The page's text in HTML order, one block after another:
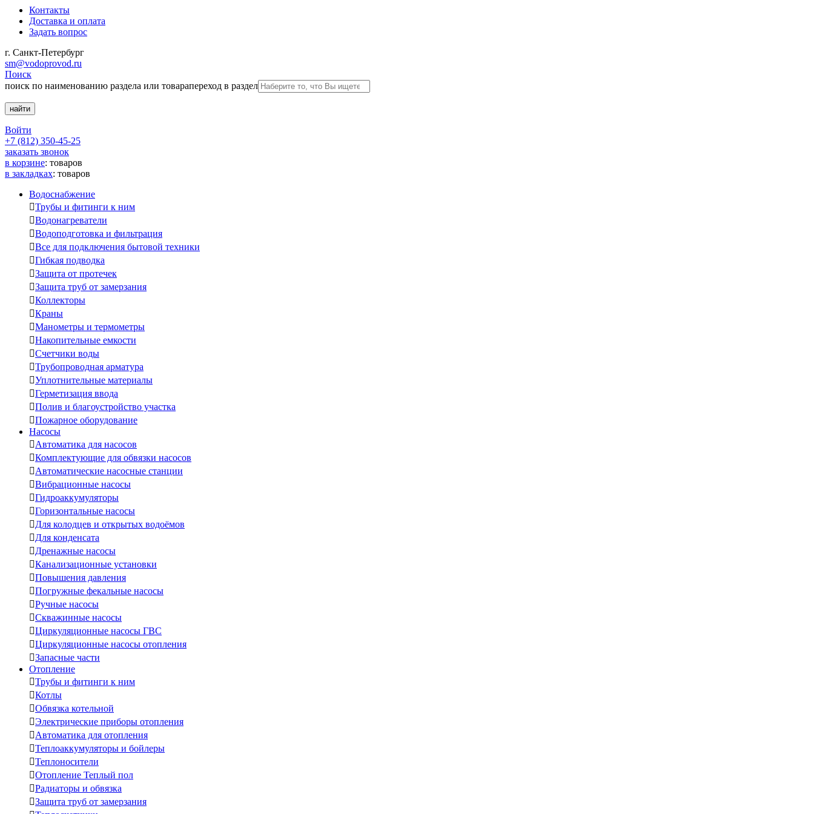
Контакты
Доставка и оплата
Задать вопрос
г. Санкт-Петербург
sm@vodoprovod.ru
Поиск
поиск по наименованию раздела или товарапереход в раздел
Войти
+7 (812) 350-45-25
заказать звонок
в корзине: товаров
в закладках: товаров
Водоснабжение
Трубы и фитинги к ним
Водонагреватели
Водоподготовка и фильтрация
Все для подключения бытовой техники
Гибкая подводка
Защита от протечек
Защита труб от замерзания
Коллекторы
Краны
Манометры и термометры
Накопительные емкости
Счетчики воды
Трубопроводная арматура
Уплотнительные материалы
Герметизация ввода
Полив и благоустройство участка
Пожарное оборудование
Насосы
Автоматика для насосов
Комплектующие для обвязки насосов
Автоматические насосные станции
Вибрационные насосы
Гидроаккумуляторы
Горизонтальные насосы
Для колодцев и открытых водоёмов
Для конденсата
Дренажные насосы
Канализационные установки
Повышения давления
Погружные фекальные насосы
Ручные насосы
Скважинные насосы
Циркуляционные насосы ГВС
Циркуляционные насосы отопления
Запасные части
Отопление
Трубы и фитинги к ним
Котлы
Обвязка котельной
Электрические приборы отопления
Автоматика для отопления
Теплоаккумуляторы и бойлеры
Теплоносители
Отопление Теплый пол
Радиаторы и обвязка
Защита труб от замерзания